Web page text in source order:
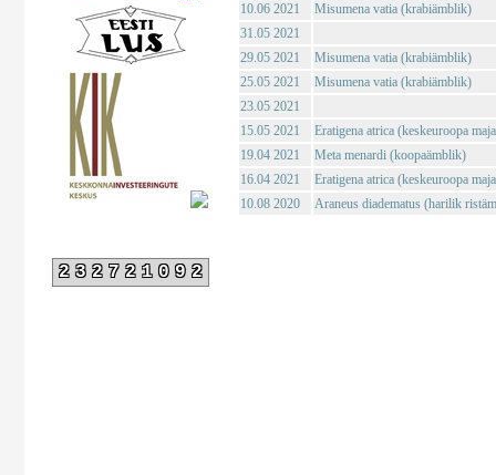
232721092
10.06 2021
Misumena vatia (krabiämblik)
31.05 2021
29.05 2021
Misumena vatia (krabiämblik)
25.05 2021
Misumena vatia (krabiämblik)
23.05 2021
15.05 2021
Eratigena atrica (keskeuroopa
19.04 2021
Meta menardi (koopaämblik)
16.04 2021
Eratigena atrica (keskeuroopa
10.08 2020
Araneus diadematus (harilik